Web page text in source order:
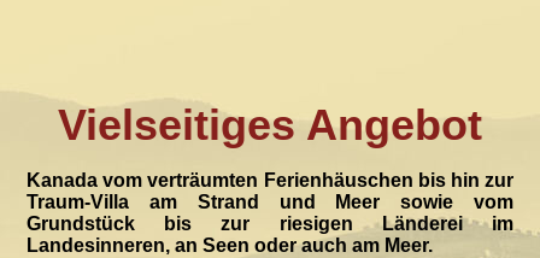
Vielseitiges Angebot
Kanada vom verträumten Ferienhäuschen bis hin zur
Traum-Villa am Strand und Meer sowie vom
Grundstück bis zur riesigen Länderei im
Landesinneren, an Seen oder auch am Meer.